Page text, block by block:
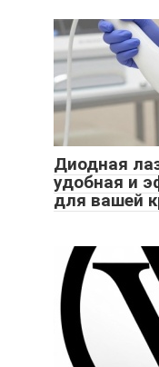
Диодная
удобная и
для вашей